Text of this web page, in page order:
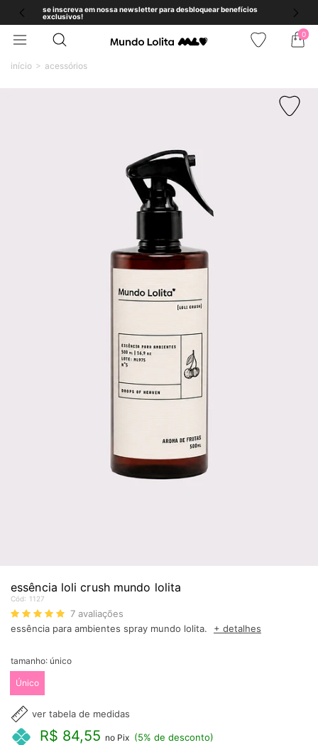
se inscreva em nossa newsletter para desbloquear benefícios
exclusivos!
0
início acessórios
essência loli crush mundo lolita
Cód: 1127
7 avaliações
essência para ambientes spray mundo lolita.
+ detalhes
tamanho: único
Único
ver tabela de medidas
R$ 84,55 no Pix (5% de desconto)